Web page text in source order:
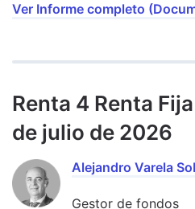
Ver Informe completo
Renta 4 Renta
de julio de 2026
Alejandro Varela
Gestor de fondos